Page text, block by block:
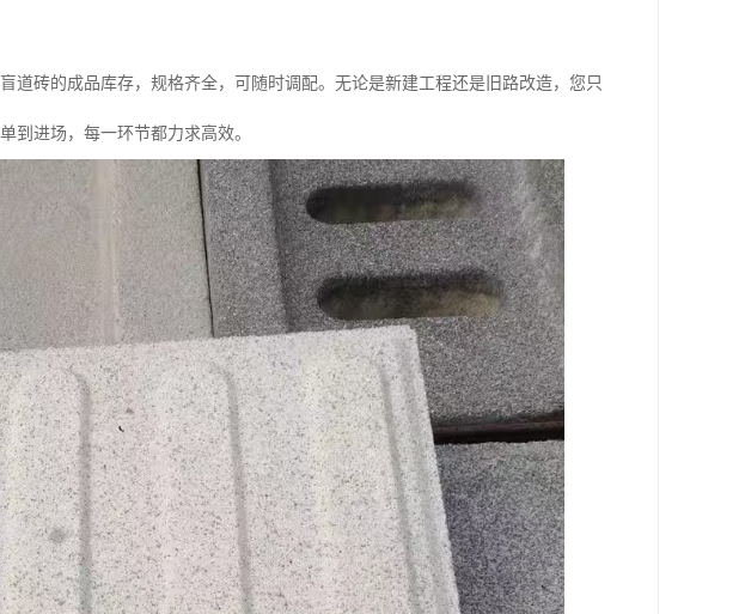
道砖的成品库存，规格齐全，可随时调配。无论是新建工程还是旧路改造，您只
到进场，每一环节都力求高效。